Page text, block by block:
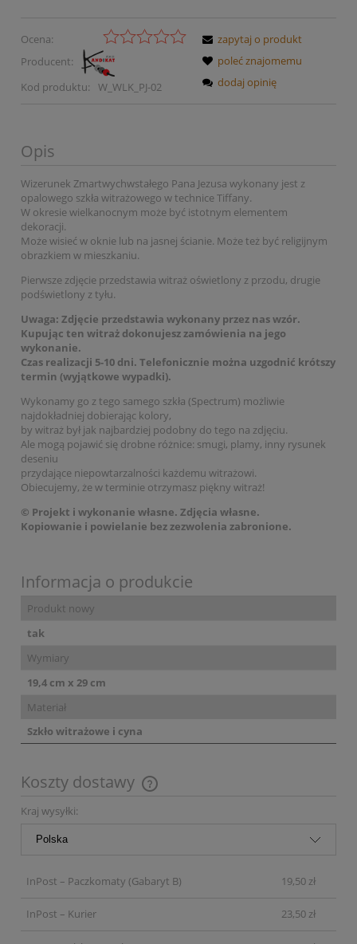
Ocena:
Producent:
Kod produktu:
W_WLK_PJ-02
zapytaj o produkt
poleć znajomemu
dodaj opinię
Opis
Wizerunek Zmartwychwstałego Pana Jezusa wykonany jest z
opalowego szkła witrażowego w technice Tiffany.
W okresie wielkanocnym może być istotnym elementem
dekoracji.
Może wisieć w oknie lub na jasnej ścianie. Może też być religijnym
obrazkiem w mieszkaniu.
Pierwsze zdjęcie przedstawia witraż oświetlony z przodu, drugie
podświetlony z tyłu.
Uwaga: Zdjęcie przedstawia wykonany przez nas wzór.
Kupując ten witraż dokonujesz zamówienia na jego
wykonanie.
Czas realizacji 5-10 dni. Telefonicznie można uzgodnić krótszy
termin (wyjątkowe wypadki).
Wykonamy go z tego samego szkła (Spectrum) możliwie
najdokładniej dobierając kolory,
by witraż był jak najbardziej podobny do tego na zdjęciu.
Ale mogą pojawić się drobne różnice: smugi, plamy, inny rysunek
deseniu
przydające niepowtarzalności każdemu witrażowi.
Obiecujemy, że w terminie otrzymasz piękny witraż!
© Projekt i wykonanie własne. Zdjęcia własne.
Kopiowanie i powielanie bez zezwolenia zabronione.
Informacja o produkcie
Produkt nowy
tak
Wymiary
19,4 cm x 29 cm
Materiał
Szkło witrażowe i cyna
Koszty dostawy
Cena nie zawiera ewentualnych kosztów płatności
Kraj wysyłki:
InPost – Paczkomaty (Gabaryt B) 19,50 zł
InPost – Kurier 23,50 zł